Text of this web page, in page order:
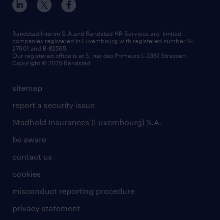
request a call back
HR news
be aware
randstad worldwide
Strassen - RiseSmart
Strassen
Wiltz
sitemap
report a security issue
Stadhold Insurances (Luxembourg) S.A.
be aware
contact us
cookies
misconduct reporting procedure
privacy statement
Randstad Interim S.A.and Randstad HR Services are limited
companies registered in Luxembourg with registered number B-
27901 and B-82565.
Our registered office is at 5, rue des Primeurs L-2361 Strassen.
Copyright © 2025 Randstad